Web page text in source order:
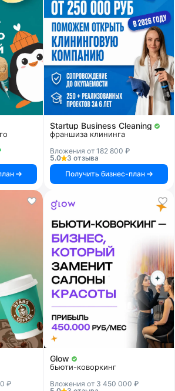
Startup Business Cleaning
франшиза клининга
Вложения от 182 800 ₽
5.0
3 отзыва
Получить бизнес-план
₽
Glow
бьюти-коворкинг
Вложения от 3 450 000 ₽